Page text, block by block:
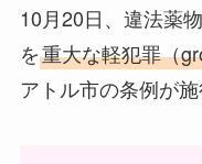
10月20日、違法薬
を重大な軽犯罪（
アトル市の条例が施